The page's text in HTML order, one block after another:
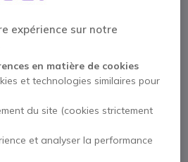
810
X Manuel d'utilisation
expérience sur notre
en matière de cookies
et technologies similaires pour
du site (cookies strictement
et analyser la performance